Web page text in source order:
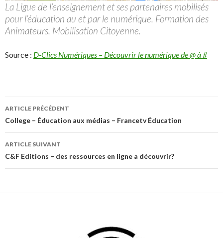
La Ligue de l’enseignement et ses partenaires mobilisés
pour l’éducation au et par le numérique. Formation des
Animateurs. Mobilisation Citoyenne.
Source : D-Clics Numériques – Découvrir le numérique de @ à #
Navigation
des
articles
ARTICLE PRÉCÉDENT
College – Éducation aux médias – Francetv Éducation
ARTICLE SUIVANT
C&F Editions – des ressources en ligne a découvrir?